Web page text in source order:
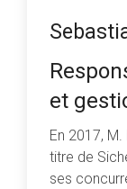
et
En 2017,
titre de
ses